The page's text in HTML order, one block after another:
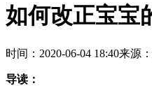
如何改正宝宝
时间：2020-06-04 18:40来源：
导读：